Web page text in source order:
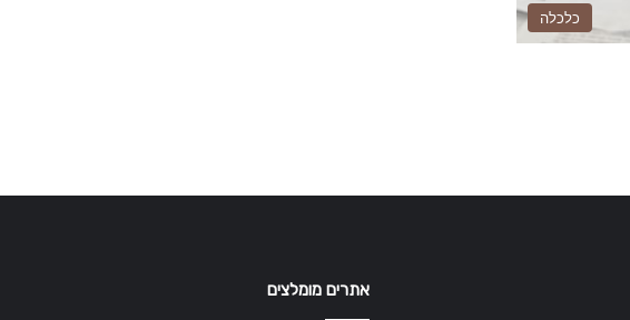
כלכלה
אתרים מומלצים